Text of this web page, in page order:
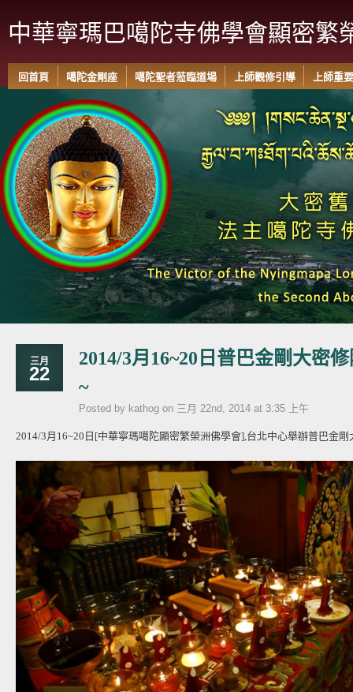
中華寧瑪巴噶陀寺佛學會顯密繁
回首頁 噶陀金剛座 噶陀聖者蒞臨道場 上師觀修引導 上師重
三月
22
2014/3月16~20日普巴金剛大密
~
Posted by kathog on 三月 22nd, 2014 at 3:35 上午
2014/3月16~20日[中華寧瑪噶陀顯密繁榮洲佛學會],台北中心舉辦普巴金